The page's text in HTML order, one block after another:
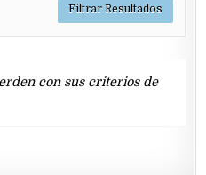
con sus criterios de